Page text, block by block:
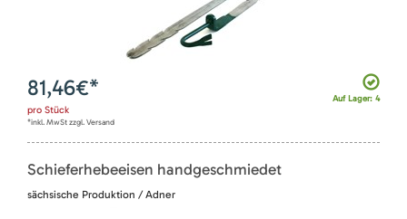
Auf Lager: 4
81,46€*
pro Stück
*inkl. MwSt zzgl. Versand
Schieferhebeeisen handgeschmiedet
sächsische Produktion / Adner